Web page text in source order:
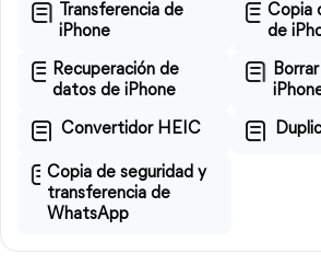
Transferencia de
iPhone
Copia
de
Recuperación de
datos de iPhone
Convertidor HEIC
Copia de seguridad y
transferencia de
WhatsApp